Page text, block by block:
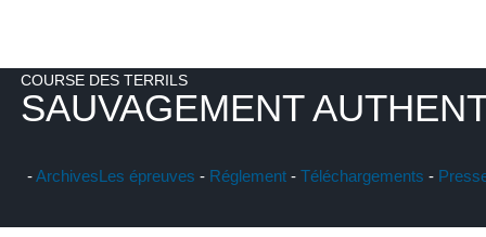
COURSE DES TERRILS
SAUVAGEMENT
-ArchivesLes épreuves - Réglement - Téléchargements -